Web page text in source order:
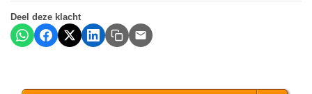
Deel deze klacht